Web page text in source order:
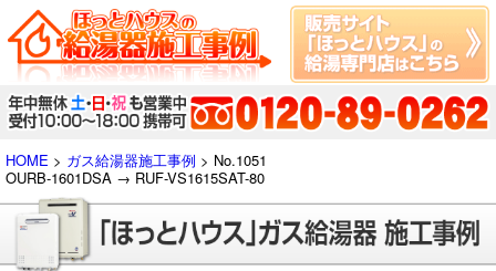
HOME > ガス給湯器施工事例 > No.1051
OURB-1601DSA → RUF-VS1615SAT-80